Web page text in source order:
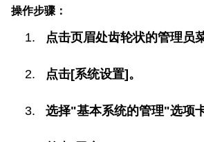
操作步骤：
点击页眉处齿轮状的管理员
点击[系统设置]。
选择"基本系统的管理"选项卡